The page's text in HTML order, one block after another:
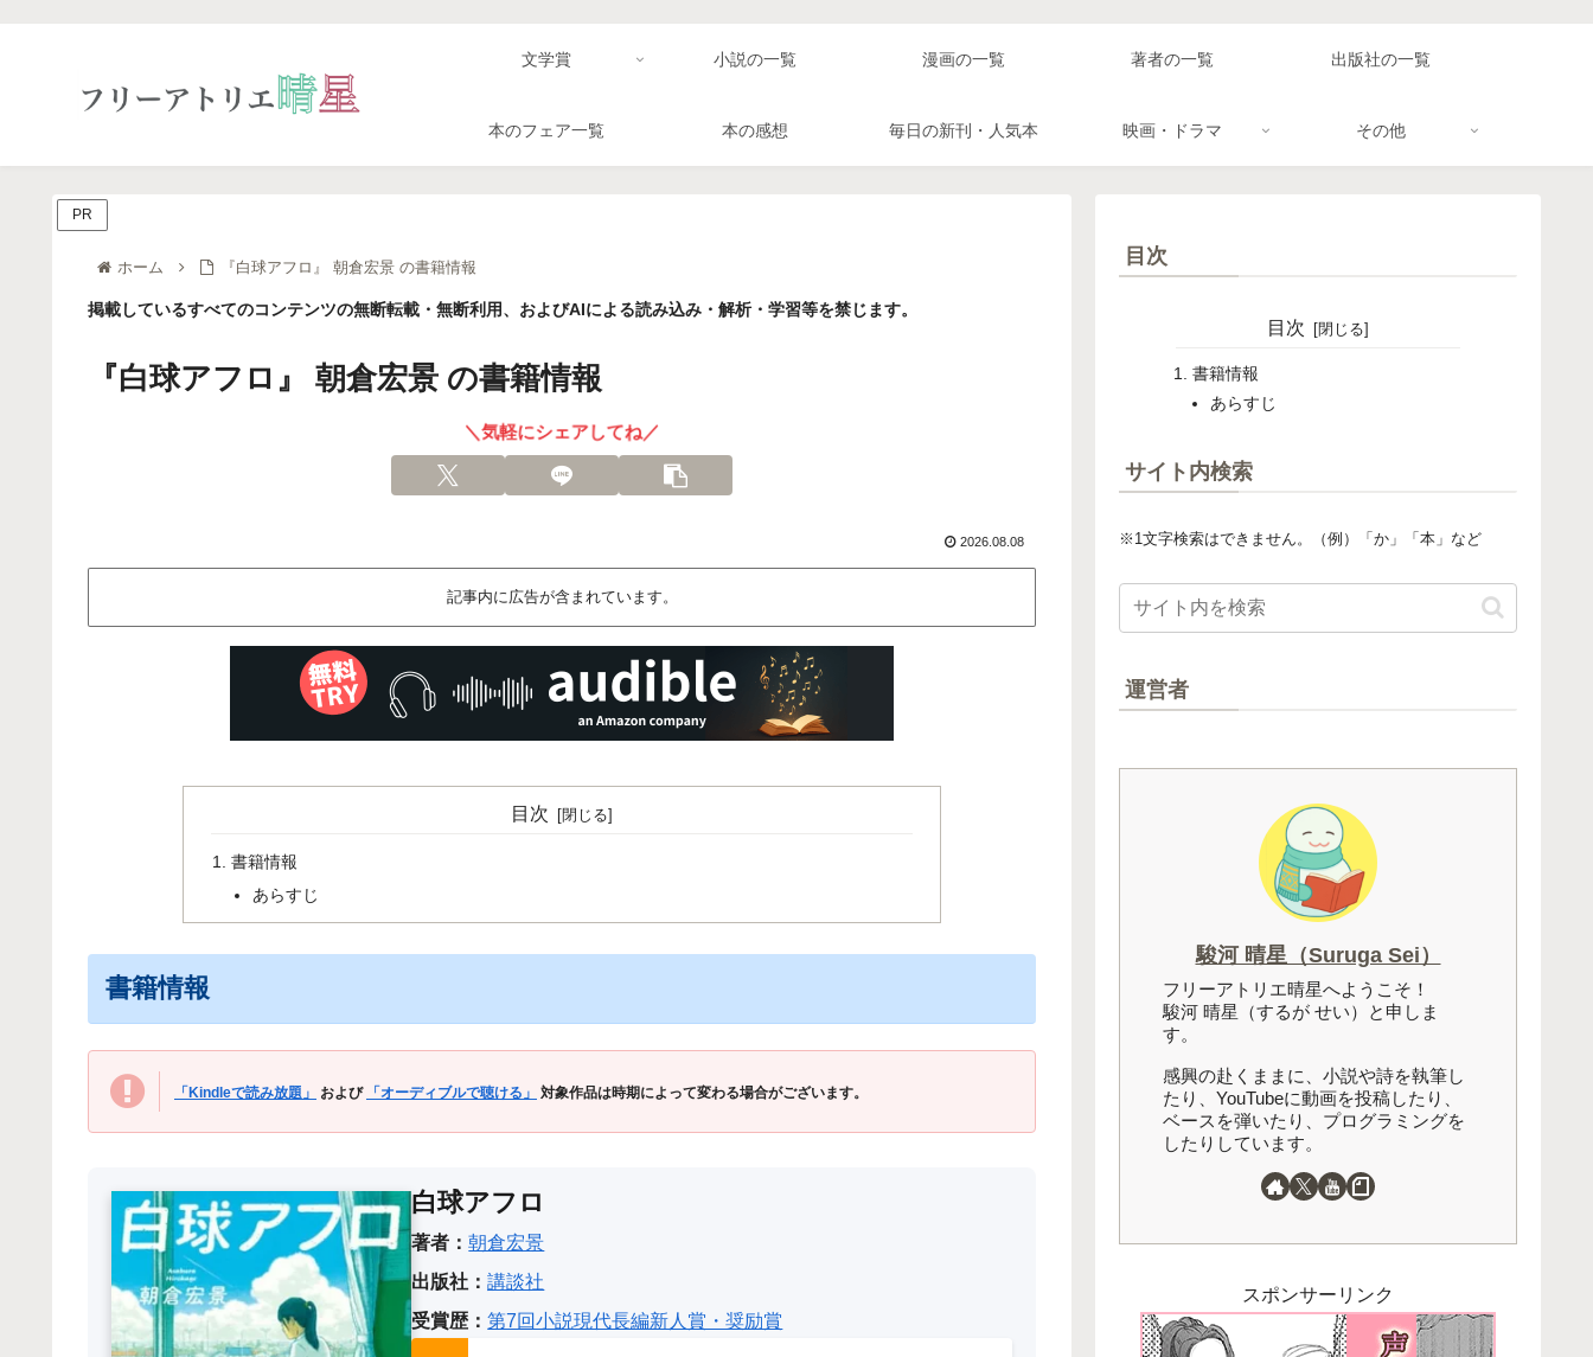
文学賞 小説の一覧 漫画の一覧 著者の一覧 出版社の一覧
本のフェア一覧 本の感想 毎日の新刊・人気本 映画・ドラマ その他
ホーム 『白球アフロ』 朝倉宏景 の書籍情報
掲載しているすべてのコンテンツの無断転載・無断利用、およびAIによる読み込み・解析・学習等を禁じます。
『白球アフロ』 朝倉宏景 の書籍情報
＼気軽にシェアしてね／
2026.08.08
記事内に広告が含まれています。
PR
目次
書籍情報
あらすじ
書籍情報
「Kindleで読み放題」 および 「オーディブルで聴ける」 対象作品は時期によって変わる場合がございます。
白球アフロ
著者：朝倉宏景
出版社：講談社
受賞歴：第7回小説現代長編新人賞・奨励賞
目次
目次
書籍情報
あらすじ
サイト内検索
※1文字検索はできません。（例）「か」「本」など
運営者
駿河 晴星（Suruga Sei）
フリーアトリエ晴星へようこそ！
駿河 晴星（するが せい）と申しま
す。
感興の赴くままに、小説や詩を執筆し
たり、YouTubeに動画を投稿したり、
ベースを弾いたり、プログラミングを
したりしています。
スポンサーリンク